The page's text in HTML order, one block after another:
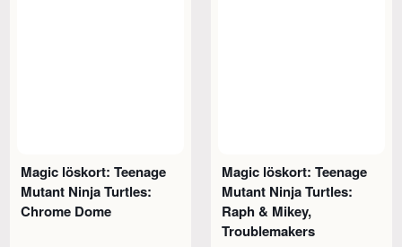
Magic löskort: Teenage
Mutant Ninja Turtles:
Chrome Dome
Magic löskort: Teenage
Mutant Ninja Turtles:
Raph & Mikey,
Troublemakers